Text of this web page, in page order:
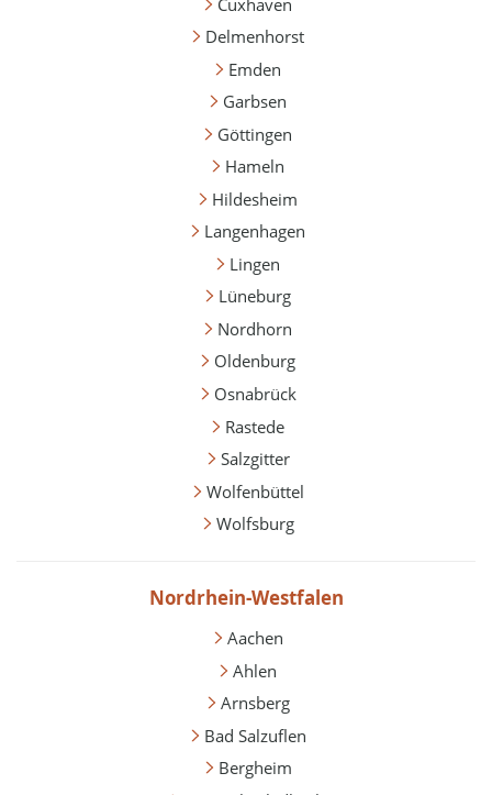
Delmenhorst
Emden
Garbsen
Göttingen
Hameln
Hildesheim
Langenhagen
Lingen
Lüneburg
Nordhorn
Oldenburg
Osnabrück
Rastede
Salzgitter
Wolfenbüttel
Wolfsburg
Nordrhein-Westfalen
Aachen
Ahlen
Arnsberg
Bad Salzuflen
Bergheim